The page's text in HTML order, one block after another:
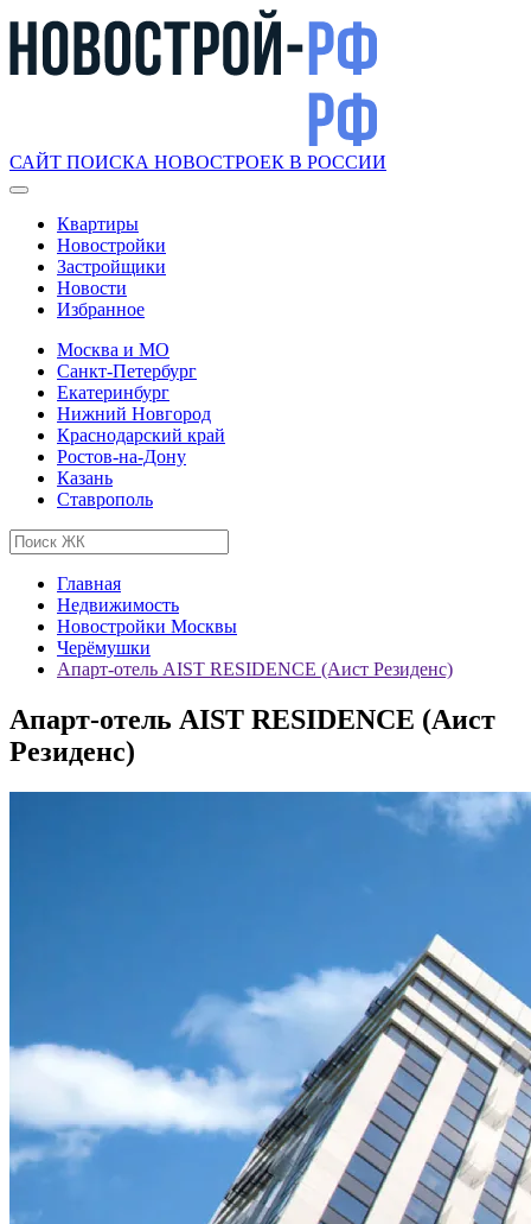
САЙТ ПОИСКА НОВОСТРОЕК В РОССИИ
Квартиры
Новостройки
Застройщики
Новости
Избранное
Москва и МО
Санкт-Петербург
Екатеринбург
Нижний Новгород
Краснодарский край
Ростов-на-Дону
Казань
Ставрополь
Главная
Недвижимость
Новостройки Москвы
Черёмушки
Апарт-отель AIST RESIDENCE (Аист Резиденс)
Апарт-отель AIST RESIDENCE (Аист
Резиденс)